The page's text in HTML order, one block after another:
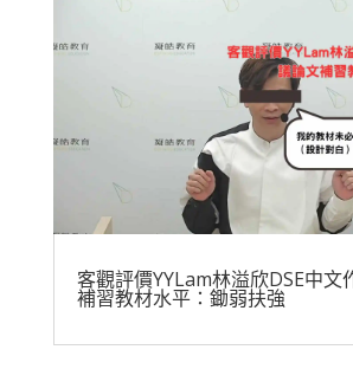
客觀評價YYLam林溢欣DSE中文
補習教材水平：鋤弱扶強